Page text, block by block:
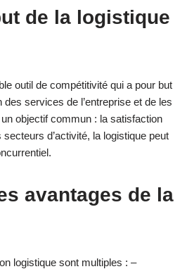
de la logistique
outil de compétitivité qui a pour but
des services de l’entreprise et de les
objectif commun : la satisfaction
d’activité, la logistique peut
avantages de la
logistique sont multiples : –